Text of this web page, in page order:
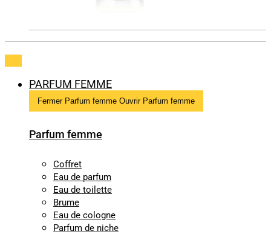
PARFUM FEMME
Fermer Parfum femme Ouvrir Parfum femme
Parfum femme
Coffret
Eau de parfum
Eau de toilette
Brume
Eau de cologne
Parfum de niche